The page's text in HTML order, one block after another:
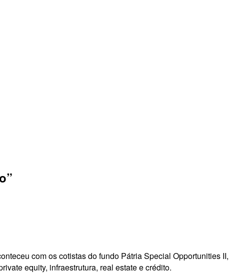
com os cotistas do fundo Pátria Special Opportunities II,
equity, infraestrutura, real estate e crédito.